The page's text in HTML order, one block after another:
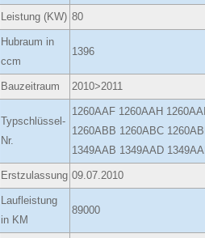
Leistung (KW) 80
Hubraum in
ccm
1396
Bauzeitraum 2010>2011
Typschlüssel-
Nr.
1260AAF 1260AAH
1260ABB 1260ABC
1349AAB 1349AAD
Erstzulassung 09.07.2010
Laufleistung
in KM
89000